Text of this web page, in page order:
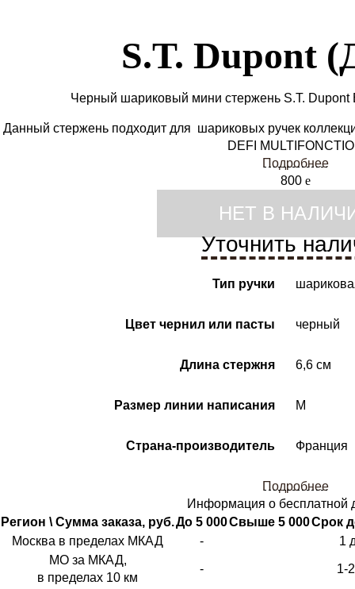
S.T. Dupont
Черный шариковый мини стержень S.T. Dupont
Данный стержень подходит для шариковых ручек
DEFI
Подробнее
800 e
НЕТ В
Уточнить
Тип ручки
Цвет чернил или пасты черный
Длина стержня 6,6 см
Размер линии написания M
Страна-производитель Франция
Подробнее
Информация о бесплатной
Регион \ Сумма заказа, руб.До 5 000Свыше 5 000Срок
Москва в пределах МКАД
-
1
МО за МКАД,
в пределах 10 км
- 1-